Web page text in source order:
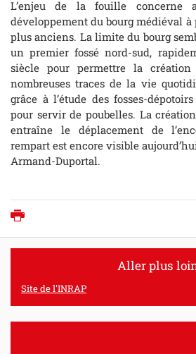
L’enjeu de la fouille concerne
développement du bourg médiéval
plus anciens. La limite du bourg
un premier fossé nord-sud,
siècle pour permettre la création
nombreuses traces de la vie
grâce à l’étude des fosses-
pour servir de poubelles. La
entraîne le déplacement de
rempart est encore visible
Armand-Duportal.
Aller plus
Site de l'INRAP